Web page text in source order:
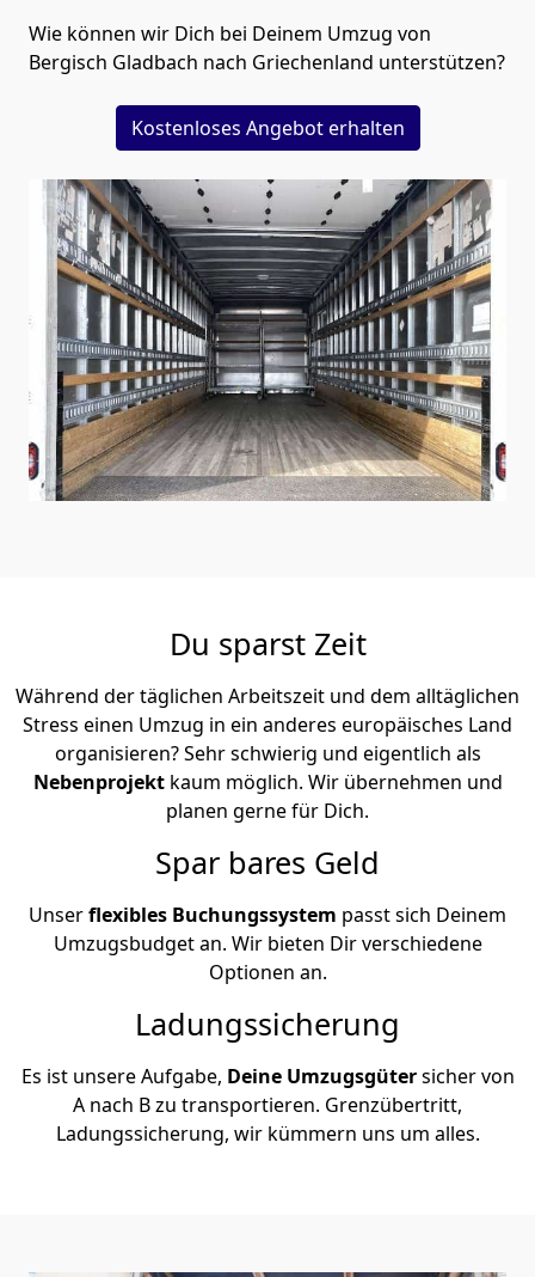
Wie können wir Dich bei Deinem Umzug von
Bergisch Gladbach nach Griechenland unterstützen?
Kostenloses Angebot erhalten
Du sparst Zeit
Während der täglichen Arbeitszeit und dem alltäglichen
Stress einen Umzug in ein anderes europäisches Land
organisieren? Sehr schwierig und eigentlich als
Nebenprojekt kaum möglich. Wir übernehmen und
planen gerne für Dich.
Spar bares Geld
Unserflexibles Buchungssystem passt sich Deinem
Umzugsbudget an. Wir bieten Dir verschiedene
Optionen an.
Ladungssicherung
Es ist unsere Aufgabe, Deine Umzugsgütersicher von
A nach B zu transportieren. Grenzübertritt,
Ladungssicherung, wir kümmern uns um alles.